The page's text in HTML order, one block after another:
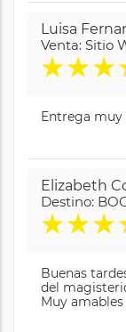
Luisa
Venta: Sitio
★★★
Entrega
Elizabeth
Destino:
★★★
Buenas
del
Muy amables